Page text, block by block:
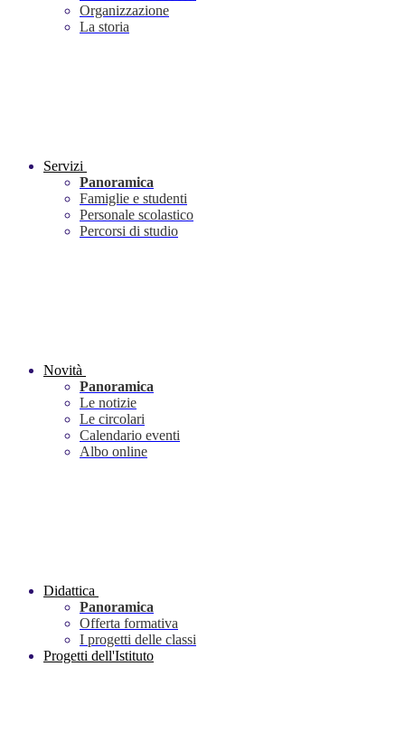
Organizzazione
La storia
Servizi
Panoramica
Famiglie e studenti
Personale scolastico
Percorsi di studio
Novità
Panoramica
Le notizie
Le circolari
Calendario eventi
Albo online
Didattica
Panoramica
Offerta formativa
I progetti delle classi
Progetti dell'Istituto